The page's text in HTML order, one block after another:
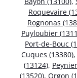
Roquevaire
Rognonas
Puyloubier
Port-de-Bouc
Cuques (13380),
(13124),
(13520), Orgon